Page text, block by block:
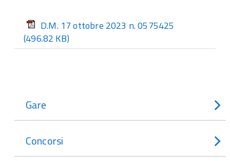
D.M. 17 ottobre 2023 n. 0575425
(496.82 KB)
Gare
Concorsi